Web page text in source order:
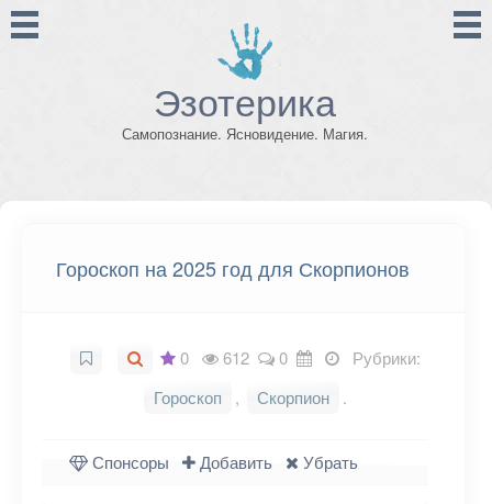
Эзотерика
Самопознание. Ясновидение. Магия.
Гороскоп на 2025 год для Скорпионов
0 612 0
Рубрики:
Гороскоп
, Скорпион .
Спонсоры Добавить Убрать